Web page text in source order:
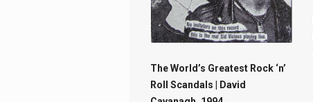
The World’s Greatest Rock ‘n’
Roll Scandals | David